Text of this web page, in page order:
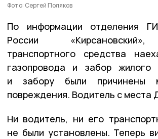
Фото: Сергей Поляков
По информации отделения
России
транспортного средства
газопровода и забор
и забору были причинены
повреждения. Водитель с места
Ни водитель, ни его
не были установлены. Теперь